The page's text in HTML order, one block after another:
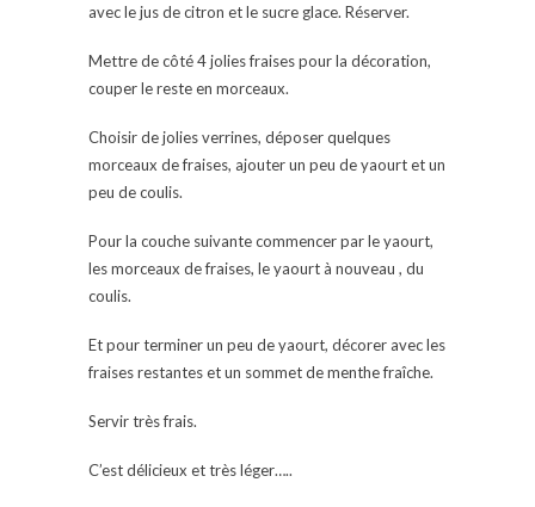
avec le jus de citron et le sucre glace. Réserver.
Mettre de côté 4 jolies fraises pour la décoration,
couper le reste en morceaux.
Choisir de jolies verrines, déposer quelques
morceaux de fraises, ajouter un peu de yaourt et un
peu de coulis.
Pour la couche suivante commencer par le yaourt,
les morceaux de fraises, le yaourt à nouveau , du
coulis.
Et pour terminer un peu de yaourt, décorer avec les
fraises restantes et un sommet de menthe fraîche.
Servir très frais.
C’est délicieux et très léger…..